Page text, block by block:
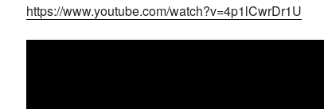
https://www.youtube.com/watch?v=4p1lCwrDr1U